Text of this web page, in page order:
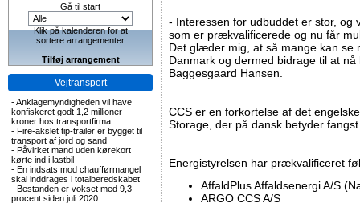
Gå til start
Klik på kalenderen for at
sortere arrangementer
Tilføj arrangement
Vejtransport
-Anklagemyndigheden vil have
konfiskeret godt 1,2 millioner
kroner hos transportfirma
- Fire-akslet tip-trailer er bygget til
transport af jord og sand
- Påvirket mand uden kørekort
kørte ind i lastbil
- En indsats mod chaufførmangel
skal inddrages i totalberedskabet
- Bestanden er vokset med 9,3
procent siden juli 2020
- Interessen for udbuddet er stor, og
som er prækvalificerede og nu får
Det glæder mig, at så mange kan se
Danmark og dermed bidrage til at
Baggesgaard Hansen.
CCS er en forkortelse af det
Storage, der på dansk betyder
Energistyrelsen har prækvalificeret
AffaldPlus Affaldsenergi A/S
ARGO CCS A/S